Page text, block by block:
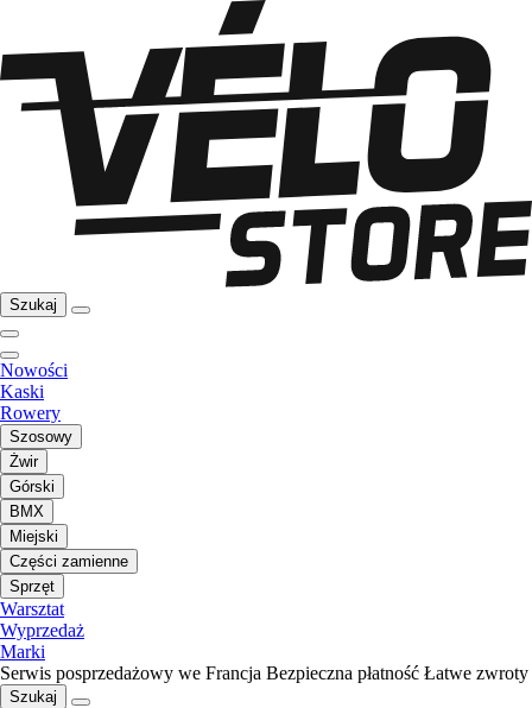
Szukaj
Nowości
Kaski
Rowery
Szosowy
Żwir
Górski
BMX
Miejski
Części zamienne
Sprzęt
Warsztat
Wyprzedaż
Marki
Serwis posprzedażowy we Francja Bezpieczna płatność Łatwe zwroty
Szukaj